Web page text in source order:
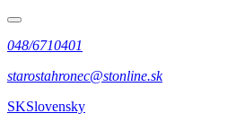
048/6710401
starostahronec@stonline.sk
SKSlovensky